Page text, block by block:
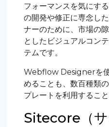
フォーマンスを気にす
の開発や修正に専念し
ナーのために、市場の
としたビジュアルコン
テムです。
Webflow Designerを
めることも、数百種類
プレートを利用すること
Sitecore（サ